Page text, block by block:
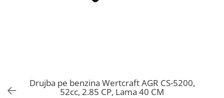
Motoburghie si accesorii
Drujba pe benzina Wertcraft AGR CS-5200,
52cc, 2.85 CP, Lama 40 CM